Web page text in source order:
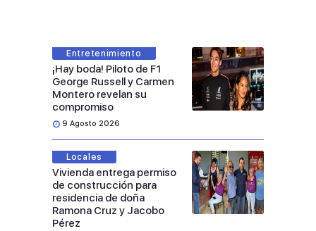
Entretenimiento
¡Hay boda! Piloto de F1
George Russell y Carmen
Montero revelan su
compromiso
9 Agosto 2026
Locales
Vivienda entrega permiso
de construcción para
residencia de doña
Ramona Cruz y Jacobo
Pérez